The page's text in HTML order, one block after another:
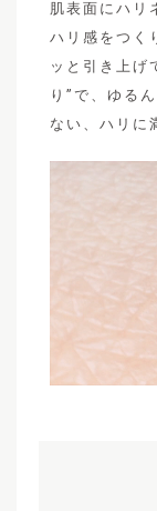
肌表面にハリ
ハリ感をつく
ッと引き上げ
り”で、ゆる
ない、ハリに